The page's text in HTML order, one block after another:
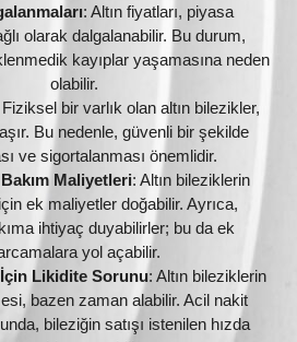
: Altın fiyatları, piyasa
olarak dalgalanabilir. Bu durum,
kayıplar yaşamasına neden
olabilir.
Fiziksel bir varlık olan altın bilezikler,
Bu nedenle, güvenli bir şekilde
ve sigortalanması önemlidir.
Maliyetleri: Altın bileziklerin
ek maliyetler doğabilir. Ayrıca,
ihtiyaç duyabilirler; bu da ek
yol açabilir.
Likidite Sorunu: Altın bileziklerin
bazen zaman alabilir. Acil nakit
bileziğin satışı istenilen hızda